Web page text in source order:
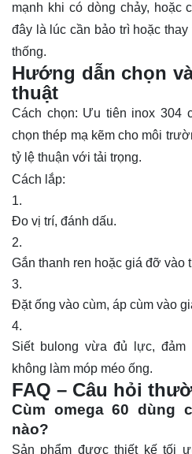
mạnh khi có dòng chảy, hoặc
đây là lúc cần bảo trì hoặc
thống.
Hướng dẫn chọn
thuật
Cách chọn: Ưu tiên inox 304
chọn thép mạ kẽm cho môi
tỷ lệ thuận với tải trọng.
Cách lắp:
Đo vị trí, đánh dấu.
Gắn thanh ren hoặc giá đỡ vào
Đặt ống vào cùm, áp cùm vào
Siết bulong vừa đủ lực, đảm
không làm móp méo ống.
FAQ – Câu hỏi
Cùm omega 60 dùng
nào?
Sản phẩm được thiết kế tối